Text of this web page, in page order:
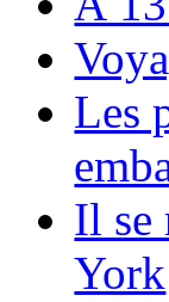
Les
Il se
York